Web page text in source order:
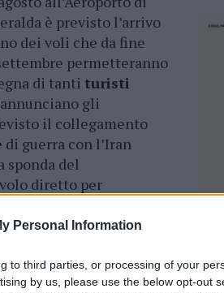
Personal Information
to third parties, or processing of your
by us, please use the below opt-out
è previsto l’arrivo
dei voli che da fine
permetteranno
di tanti turisti
annunciano gli
il collegamento
guerra con l’Iran
sponda del
diretto per
in Gallura.